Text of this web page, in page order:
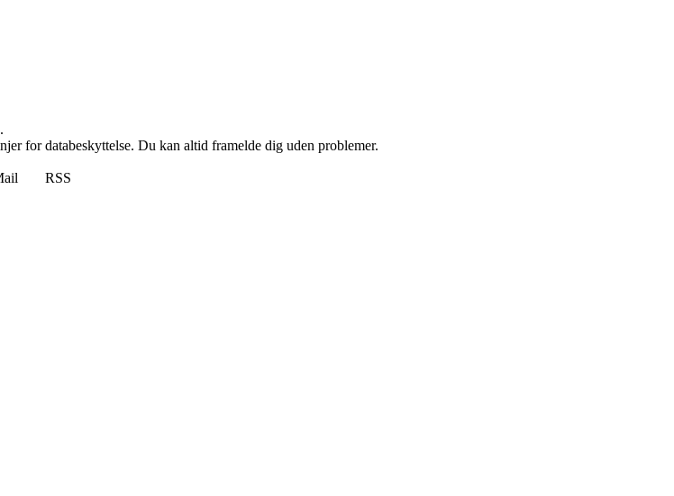
for databeskyttelse. Du kan altid framelde dig uden problemer.
RSS